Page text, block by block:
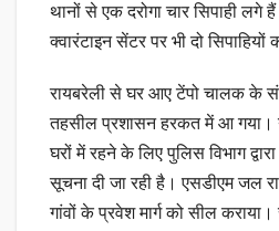
थानों से एक दरोगा चार सिपाही लगे
क्वारंटाइन सेंटर पर भी दो सिपाहियों
रायबरेली से घर आए टेंपो चालक के
तहसील प्रशासन हरकत में आ गया।
घरों में रहने के लिए पुलिस विभाग
सूचना दी जा रही है। एसडीएम जल
गांवों के प्रवेश मार्ग को सील कराया।